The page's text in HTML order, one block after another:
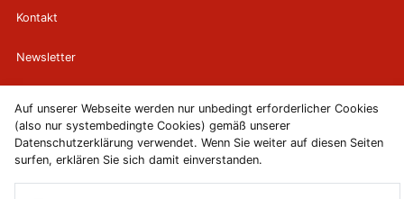
Auf unserer Webseite werden nur unbedingt erforderlicher Cookies
(also nur systembedingte Cookies) gemäß unserer
Datenschutzerklärung verwendet. Wenn Sie weiter auf diesen Seiten
surfen, erklären Sie sich damit einverstanden.
Kontakt
Newsletter
Impressum